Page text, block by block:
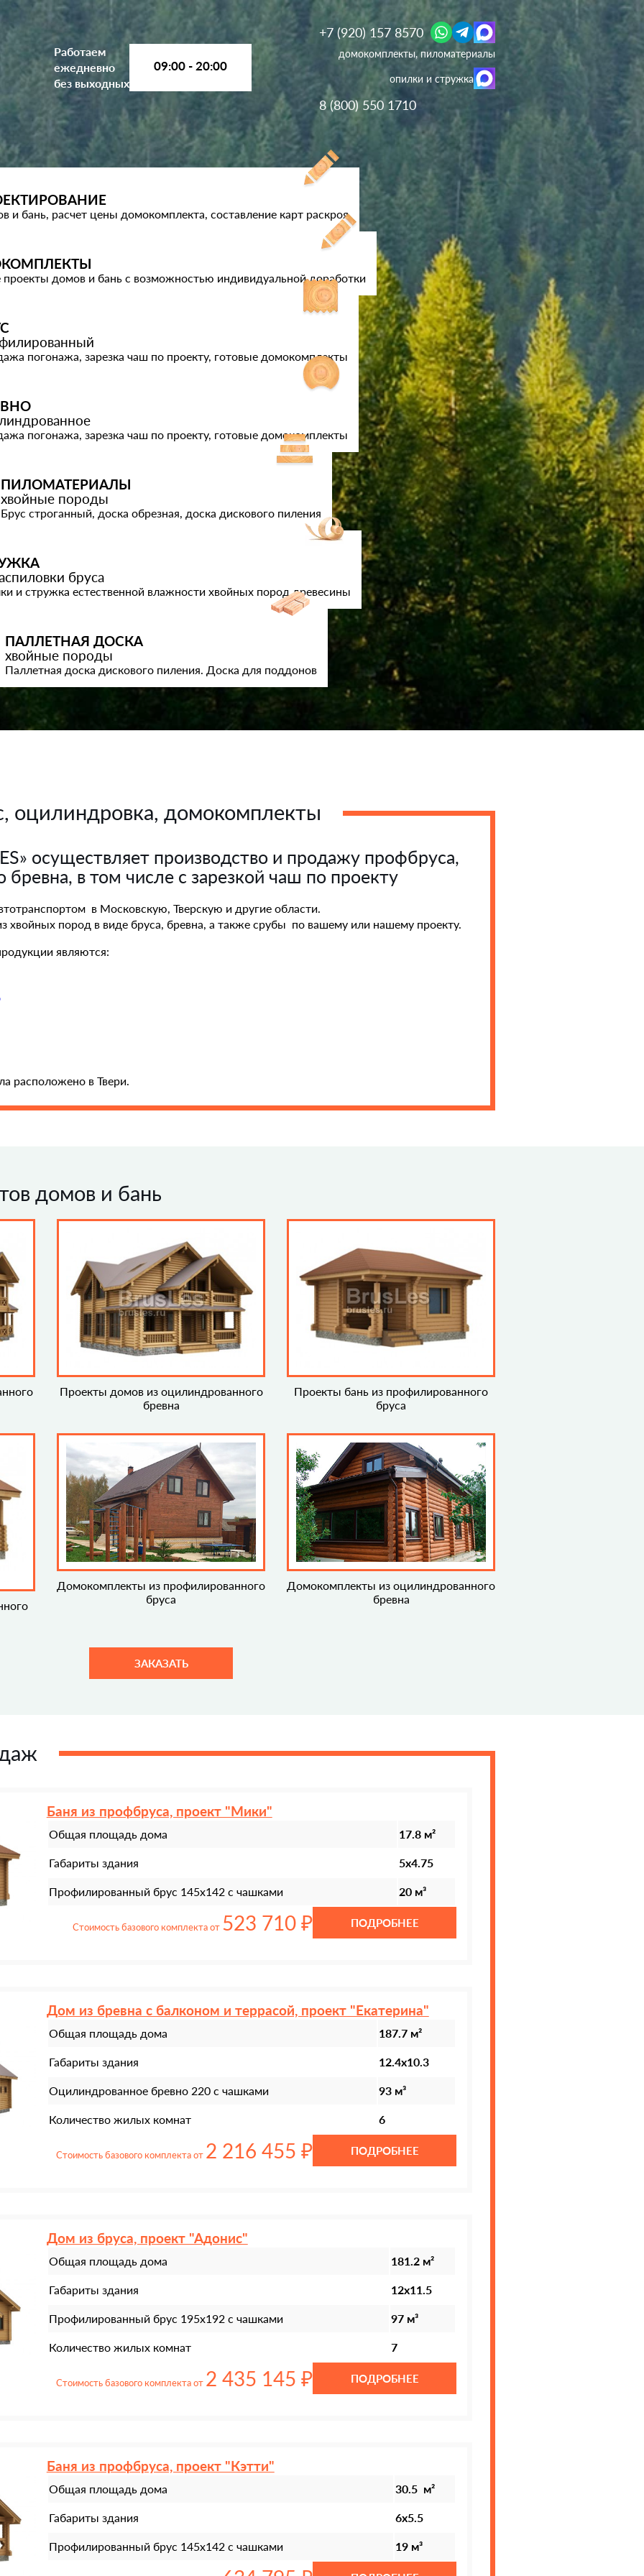
Работаем
ежедневно
без выходных
09:00 - 20:00
+7 (920) 157 8570
домокомплекты, пиломатериалы
опилки и стружка
8 (800) 550 1710
и бань, расчет цены домокомплекта, составление карт раскроя
проекты домов и бань с возможностью индивидуальной доработки
погонажа, зарезка чаш по проекту, готовые домокомплекты
погонажа, зарезка чаш по проекту, готовые домокомплекты
ПИЛОМАТЕРИАЛЫ
хвойные породы
Брус строганный, доска обрезная, доска дискового пиления
бруса
и стружка естественной влажности хвойных пород древесины
ПАЛЛЕТНАЯ ДОСКА
хвойные породы
Паллетная доска дискового пиления. Доска для поддонов
оцилиндровка, домокомплекты
осуществляет производство и продажу профбруса,
бревна, в том числе с зарезкой чаш по проекту
в Московскую, Тверскую и другие области.
хвойных пород в виде бруса, бревна, а также срубы по вашему или нашему проекту.
являются:
расположено в Твери.
домов и бань
Проекты домов из оцилиндрованного
бревна
Проекты бань из профилированного
бруса
Домокомплекты из профилированного
бруса
Домокомплекты из оцилиндрованного
бревна
ЗАКАЗАТЬ
Баня из профбруса, проект "Мики"
Общая площадь дома 17.8 м²
Габариты здания 5х4.75
Профилированный брус 145х142 с чашками 20 м³
Стоимость базового комплекта от 523 710 ₽ ПОДРОБНЕЕ
Дом из бревна с балконом и террасой, проект "Екатерина"
Общая площадь дома 187.7 м²
Габариты здания 12.4х10.3
Оцилиндрованное бревно 220 с чашками 93 м³
Количество жилых комнат 6
Стоимость базового комплекта от 2 216 455 ₽ ПОДРОБНЕЕ
Дом из бруса, проект "Адонис"
Общая площадь дома 181.2 м²
Габариты здания 12х11.5
Профилированный брус 195х192 с чашками 97 м³
Количество жилых комнат 7
Стоимость базового комплекта от 2 435 145 ₽ ПОДРОБНЕЕ
Баня из профбруса, проект "Кэтти"
Общая площадь дома 30.5 м²
Габариты здания 6х5.5
Профилированный брус 145х142 с чашками 19 м³